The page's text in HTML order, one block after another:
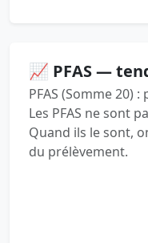
📈 PFAS —
PFAS (Somme 20)
Les PFAS ne sont
Quand ils le sont,
du prélèvement.